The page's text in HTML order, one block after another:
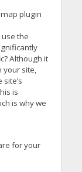
plugin
the
Although it
your site,
is
is why we
for your